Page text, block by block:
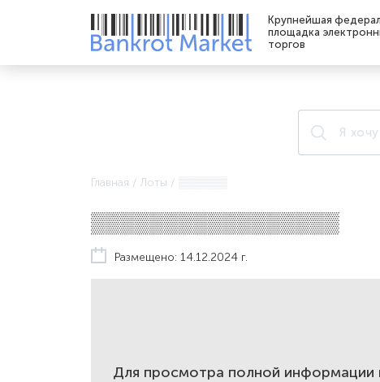
Крупнейшая
площадка
торгов
Главная / Лоты /
▒▒▒▒▒▒▒▒▒▒▒▒▒▒▒▒▒
Размещено: 14.12.2024 г.
Для просмотра полной